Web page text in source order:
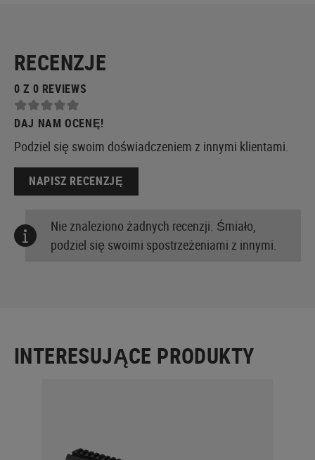
RECENZJE
0 Z 0 REVIEWS
DAJ NAM OCENĘ!
Podziel się swoim doświadczeniem z innymi klientami.
NAPISZ RECENZJĘ
Nie znaleziono żadnych recenzji. Śmiało,
podziel się swoimi spostrzeżeniami z innymi.
INTERESUJĄCE PRODUKTY